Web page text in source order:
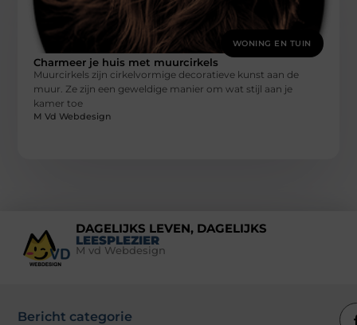
WONING EN TUIN
Charmeer je huis met muurcirkels
Muurcirkels zijn cirkelvormige decoratieve kunst aan de
muur. Ze zijn een geweldige manier om wat stijl aan je
kamer toe
M Vd Webdesign
DAGELIJKS LEVEN, DAGELIJKS
LEESPLEZIER
M vd Webdesign
Bericht categorie